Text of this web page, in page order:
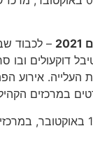
– לכבוד שבוע
דוקעולים ובו
אירוע
במרכזים
ומתי: 14-07 באוקטובר,